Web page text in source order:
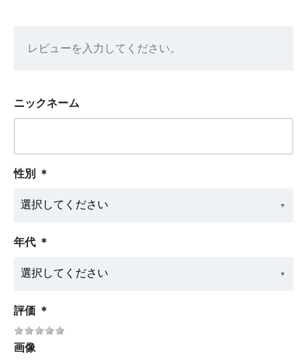
レビューを入力してください。
ニックネーム
性別 ＊
年代 ＊
評価 ＊
画像